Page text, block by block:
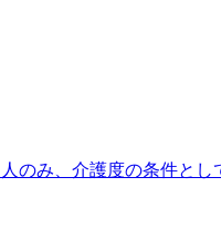
のみ、介護度の条件とし